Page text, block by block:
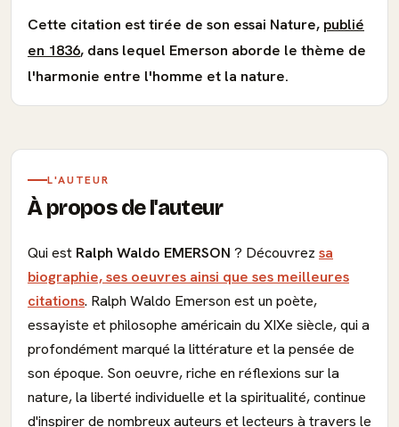
Cette citation est tirée de son essai Nature, publié
en 1836, dans lequel Emerson aborde le thème de
l'harmonie entre l'homme et la nature.
L'AUTEUR
À propos de l'auteur
Qui est Ralph Waldo EMERSON ? Découvrez sa
biographie, ses oeuvres ainsi que ses meilleures
citations. Ralph Waldo Emerson est un poète,
essayiste et philosophe américain du XIXe siècle, qui a
profondément marqué la littérature et la pensée de
son époque. Son oeuvre, riche en réflexions sur la
nature, la liberté individuelle et la spiritualité, continue
d'inspirer de nombreux auteurs et lecteurs à travers le